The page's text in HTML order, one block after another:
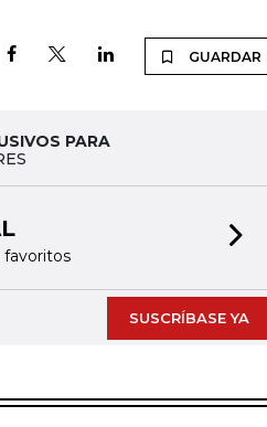
GUARDAR
PARA
favoritos
SUSCRÍBASE YA